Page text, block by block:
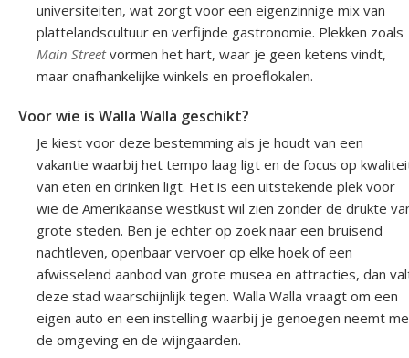
universiteiten, wat zorgt voor een eigenzinnige mix van
plattelandscultuur en verfijnde gastronomie. Plekken zoals
Main Streetvormen het hart, waar je geen ketens vindt,
maar onafhankelijke winkels en proeflokalen.
Voor wie is Walla Walla geschikt?
Je kiest voor deze bestemming als je houdt van een
vakantie waarbij het tempo laag ligt en de focus op
van eten en drinken ligt. Het is een uitstekende plek voor
wie de Amerikaanse westkust wil zien zonder de drukte
grote steden. Ben je echter op zoek naar een bruisend
nachtleven, openbaar vervoer op elke hoek of een
afwisselend aanbod van grote musea en attracties, dan
deze stad waarschijnlijk tegen. Walla Walla vraagt om een
eigen auto en een instelling waarbij je genoegen neemt
de omgeving en de wijngaarden.